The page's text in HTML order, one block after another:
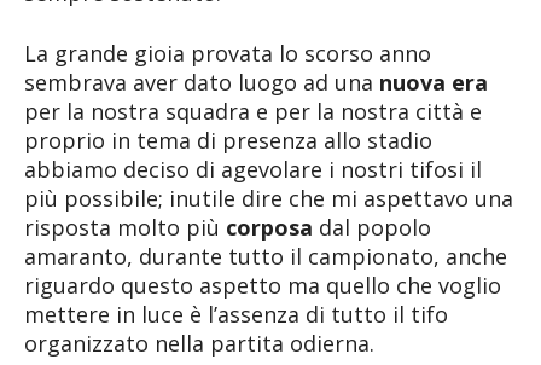
La grande gioia provata lo scorso anno
sembrava aver dato luogo ad una nuova era
per la nostra squadra e per la nostra città e
proprio in tema di presenza allo stadio
abbiamo deciso di agevolare i nostri tifosi il
più possibile; inutile dire che mi aspettavo una
risposta molto più corposa dal popolo
amaranto, durante tutto il campionato, anche
riguardo questo aspetto ma quello che voglio
mettere in luce è l’assenza di tutto il tifo
organizzato nella partita odierna.